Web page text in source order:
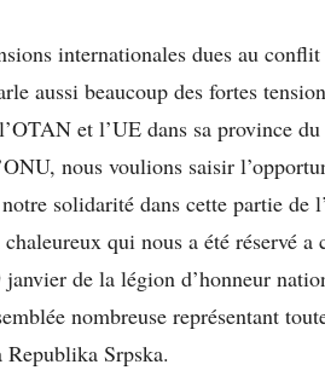
internationales dues au
aussi beaucoup des fortes
et l’UE dans sa province
nous voulions saisir
solidarité dans cette partie de
chaleureux qui nous a été réservé
de la légion d’honneur
nombreuse représentant
Srpska.